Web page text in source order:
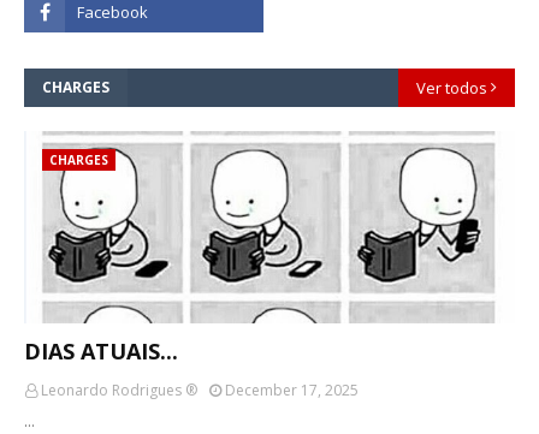
CHARGES Ver todos
CHARGES
DIAS ATUAIS...
Leonardo Rodrigues ®
December 17, 2025
…